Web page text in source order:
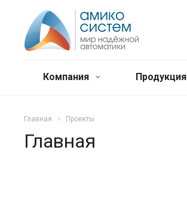
Компания Продукция
Главная Проекты
Главная